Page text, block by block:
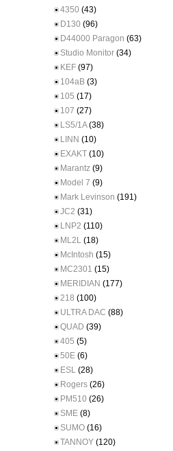
4350 (43)
D130 (96)
D44000 Paragon (63)
Studio Monitor (34)
KEF (97)
104aB (3)
105 (17)
107 (27)
LS5/1A(38)
LINN (10)
EXAKT (10)
Marantz (9)
Model 7 (9)
Mark Levinson (191)
JC2 (31)
LNP2 (110)
ML2L (18)
McIntosh (15)
MC2301 (15)
MERIDIAN (177)
218 (100)
ULTRA DAC (88)
QUAD (39)
405 (5)
50E (6)
ESL (28)
Rogers (26)
PM510 (26)
SME (8)
SUMO (16)
TANNOY (120)